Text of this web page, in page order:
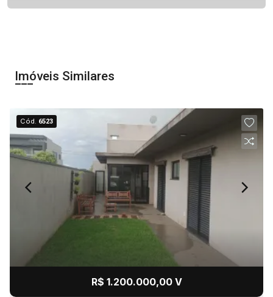
Imóveis Similares
Cód. 6523
R$ 1.200.000,00 V